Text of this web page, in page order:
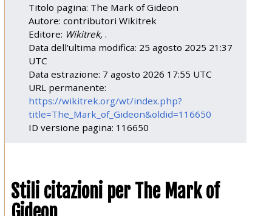
Titolo pagina: The Mark of Gideon
Autore: contributori Wikitrek
Editore: Wikitrek,.
Data dell'ultima modifica: 25 agosto 2025 21:37
UTC
Data estrazione: 7 agosto 2026 17:55 UTC
URL permanente:
https://wikitrek.org/wt/index.php?
title=The_Mark_of_Gideon&oldid=116650
ID versione pagina: 116650
Stili citazioni per The Mark of